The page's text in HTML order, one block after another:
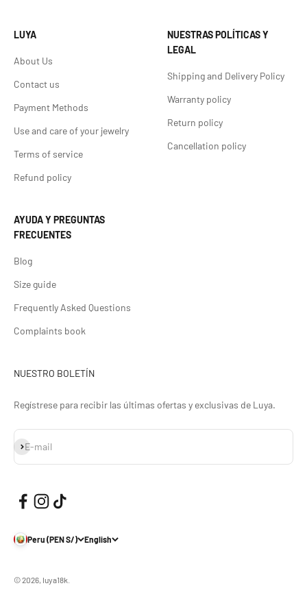
LUYA
About Us
Contact us
Payment Methods
Use and care of your jewelry
Terms of service
Refund policy
NUESTRAS POLÍTICAS Y
LEGAL
Shipping and Delivery Policy
Warranty policy
Return policy
Cancellation policy
AYUDA Y PREGUNTAS
FRECUENTES
Blog
Size guide
Frequently Asked Questions
Complaints book
NUESTRO BOLETÍN
Regístrese para recibir las últimas ofertas y exclusivas de Luya.
E-mail
Subscribe
Peru (PEN S/) English
© 2026, luya18k.